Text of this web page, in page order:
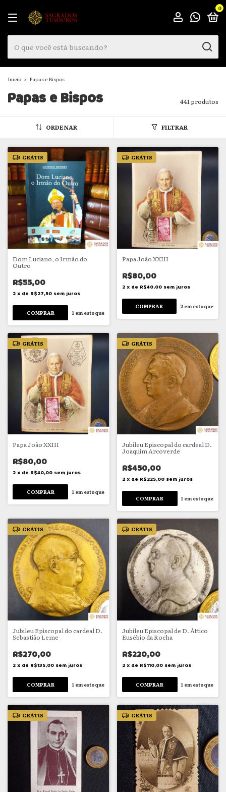
0
Início > Papas e Bispos
Papas e Bispos 441 produtos
ORDENAR FILTRAR
GRÁTIS
Dom Luciano, o Irmão do
Outro
R$55,00
2 x de R$27,50 sem juros
1 em estoque
GRÁTIS
Papa João XXIII
R$80,00
2 x de R$40,00 sem juros
2 em estoque
GRÁTIS
Papa João XXIII
R$80,00
2 x de R$40,00 sem juros
1em estoque
GRÁTIS
Jubileu Episcopal do cardeal D.
Joaquim Arcoverde
R$450,00
2 x de R$225,00 sem juros
1 em estoque
GRÁTIS
Jubileu Episcopal do cardeal D.
Sebastião Leme
R$270,00
2 x de R$135,00 sem juros
1 em estoque
GRÁTIS
Jubileu Episcopal de D. Áttico
Eusébio da Rocha
R$220,00
2 x de R$110,00 sem juros
1 em estoque
GRÁTIS GRÁTIS